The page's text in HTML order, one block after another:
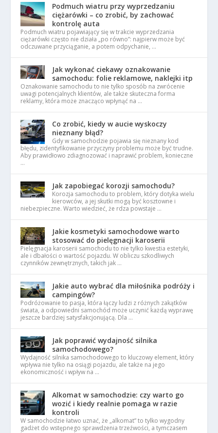
Podmuch wiatru przy wyprzedzaniu
ciężarówki – co zrobić, by zachować
kontrolę auta
Podmuch wiatru pojawiający się w trakcie wyprzedzania
ciężarówki często nie działa „po równo”: najpierw może być
odczuwane przyciąganie, a potem odpychanie, …
Jak wykonać ciekawy oznakowanie
samochodu: folie reklamowe, naklejki itp
Oznakowanie samochodu to nie tylko sposób na zwrócenie
uwagi potencjalnych klientów, ale także skuteczna forma
reklamy, która może znacząco wpłynąć na …
Co zrobić, kiedy w aucie wyskoczy
nieznany błąd?
Gdy w samochodzie pojawia się nieznany kod
błędu, zidentyfikowanie przyczyny problemu może być trudne.
Aby prawidłowo zdiagnozować i naprawić problem, konieczne
…
Jak zapobiegać korozji samochodu?
Korozja samochodu to problem, który dotyka wielu
kierowców, a jej skutki mogą być kosztowne i
niebezpieczne. Warto wiedzieć, że rdza powstaje …
Jakie kosmetyki samochodowe warto
stosować do pielęgnacji karoserii
Pielęgnacja karoserii samochodu to nie tylko kwestia estetyki,
ale i dbałości o wartość pojazdu. W obliczu szkodliwych
czynników zewnętrznych, takich jak …
Jakie auto wybrać dla miłośnika podróży i
campingów?
Podróżowanie to pasja, która łączy ludzi z różnych zakątków
świata, a odpowiedni samochód może uczynić każdą wyprawę
jeszcze bardziej satysfakcjonującą. Dla …
Jak poprawić wydajność silnika
samochodowego?
Wydajność silnika samochodowego to kluczowy element, który
wpływa nie tylko na osiągi pojazdu, ale także na jego
ekonomiczność i wpływ na …
Alkomat w samochodzie: czy warto go
wozić i kiedy realnie pomaga w razie
kontroli
W samochodzie łatwo uznać, że „alkomat” to tylko wygodny
gadżet do wstępnego sprawdzenia trzeźwości, a tymczasem